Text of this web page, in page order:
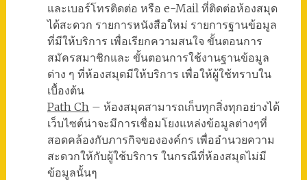
และเบอร์โทรติดต่อ หรือ e-Mail ที่ติดต่อห้องสมุด
ได้สะดวก รายการหนังสือใหม่ รายการฐานข้อมูล
ที่มีให้บริการ เพื่อเรียกความสนใจ ขั้นตอนการ
สมัครสมาชิกและ ขั้นตอนการใช้งานฐานข้อมูล
ต่าง ๆ ที่ห้องสมุดมีให้บริการ เพื่อให้ผู้ใช้ทราบใน
เบื้องต้น
Path Ch – ห้องสมุดสามารถเก็บทุกสิ่งทุกอย่างได้
เว็บไซต์น่าจะมีการเชื่อมโยงแหล่งข้อมูลต่างๆที่
สอดคล้องกับภารกิจขององค์กร เพื่ออำนวยความ
สะดวกให้กับผู้ใช้บริการ ในกรณีที่ห้องสมุดไม่มี
ข้อมูลนั้นๆ